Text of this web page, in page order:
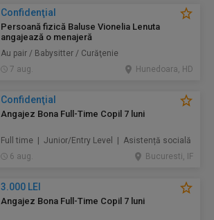
Confidenţial
Persoană fizică Baluse Vionelia Lenuta
angajează o menajeră
Au pair / Babysitter / Curăţenie
7 aug.
Hunedoara, HD
Confidenţial
Angajez Bona Full-Time Copil 7 luni
Full time | Junior/Entry Level | Asistență socială
6 aug.
Bucuresti, IF
3.000 LEI
Angajez Bona Full-Time Copil 7 luni